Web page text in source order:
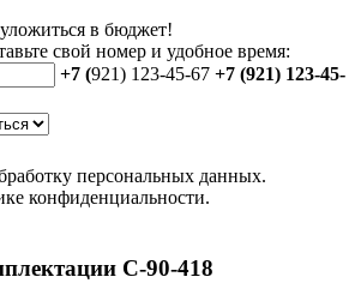
в бюджет!
свой номер и удобное время:
+7 (921) 123-45-67 +7 (921) 123-45-
персональных данных.
конфиденциальности.
С-90-418